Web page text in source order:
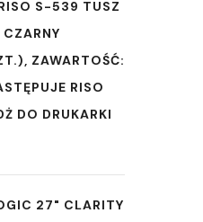
S-539 TUSZ
ZAWARTOŚĆ:
RISO
DO DRUKARKI
27" CLARITY